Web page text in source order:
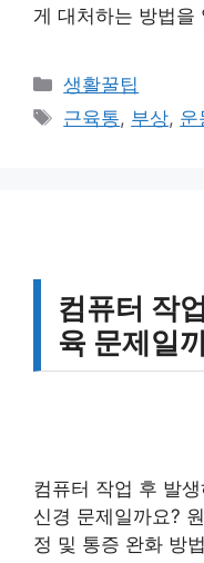
게 대처하는 방법을
카
테
생활꿀팁
태
근육통, 부상, 운
컴퓨터 작
육 문제일
컴퓨터 작업 후 발
신경 문제일까요?
정 및 통증 완화 방